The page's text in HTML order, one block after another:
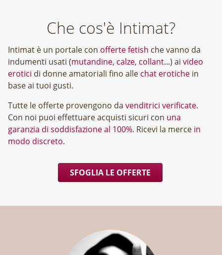
Che cos'è Intimat?
Intimat è un portale con offerte fetish che vanno da
indumenti usati (mutandine, calze, collant...) ai video
erotici di donne amatoriali fino alle chat erotiche in
base ai tuoi gusti.
Tutte le offerte provengono da venditrici verificate.
Con noi puoi effettuare acquisti sicuri con una
garanzia di soddisfazione al 100%. Ricevi la merce in
modo discreto.
SFOGLIA LE OFFERTE